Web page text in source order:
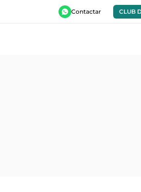
Contactar CLUB